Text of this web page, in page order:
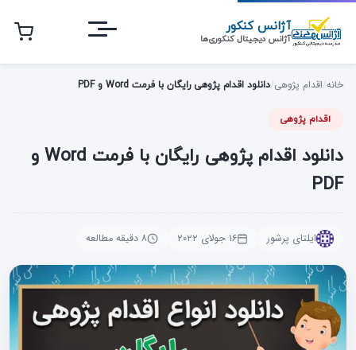
پرش
محتوای
اصلی
آژانس کنکور
آژانس دیجیتال کنکوری‌ها
خانه/اقدام پژوهی/دانلود اقدام پژوهی رایگان با فرمت Word و PDF
اقدام پژوهی
دانلود اقدام پژوهی رایگان با فرمت Word و
PDF
ایلتای پرشور ۱۶ جولای ۲۰۲۲ ۸ دقیقه مطالعه